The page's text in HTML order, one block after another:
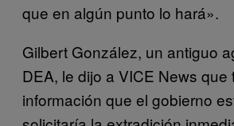
que en algún punto lo hará».
Gilbert González, un antiguo
DEA, le dijo a VICE News que
información que el gobierno